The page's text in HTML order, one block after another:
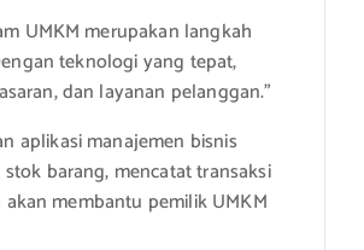
UMKM merupakan langkah
teknologi yang tepat,
dan layanan pelanggan.”
aplikasi manajemen bisnis
barang, mencatat transaksi
membantu pemilik UMKM